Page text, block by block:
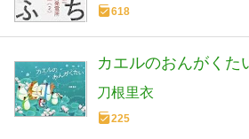
618
カエルのおんがくた
刀根里衣
225